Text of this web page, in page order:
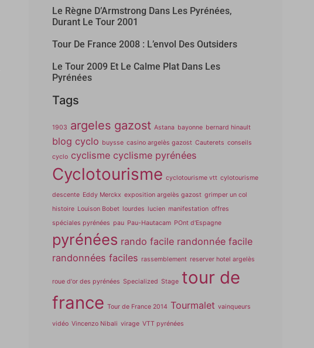
Le Règne D’Armstrong Dans Les Pyrénées,
Durant Le Tour 2001
Tour De France 2008 : L’envol Des Outsiders
Le Tour 2009 Et Le Calme Plat Dans Les
Pyrénées
Tags
1903 argeles gazost Astana bayonne bernard hinault
blog cyclo buysse casino argelès gazost Cauterets conseils
cyclo cyclisme cyclisme pyrénées
Cyclotourisme cyclotourisme vtt cylotourisme
descente Eddy Merckx exposition argelès gazost grimper un col
histoire Louison Bobet lourdes lucien manifestation offres
spéciales pyrénées pau Pau-Hautacam POnt d'Espagne
pyrénées rando facile randonnée facile
randonnées faciles rassemblement reserver hotel argelès
roue d'or des pyrénées Specialized Stage tour de
france Tour de France 2014 Tourmalet vainqueurs
vidéo Vincenzo Nibali virage VTT pyrénées